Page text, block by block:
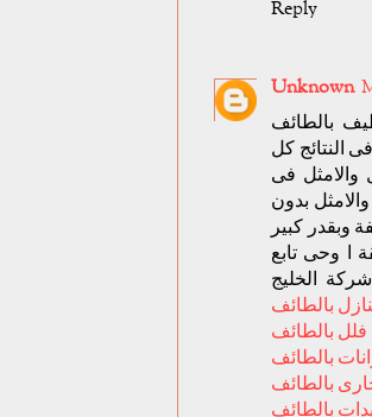
Reply
Unknown
بالطائف
النتائج كل
والامثل فى
بدون
وبقدر كبير
ا وحى تابع
الخليج
بالطائف
بالطائف
بالطائف
بالطائف
بالطائف